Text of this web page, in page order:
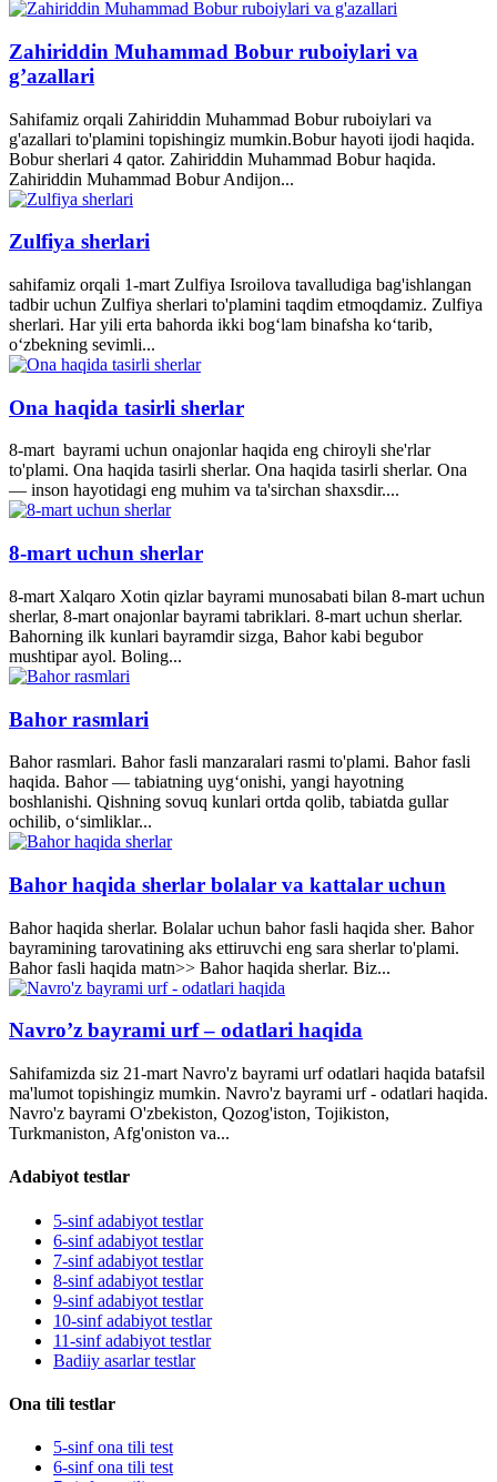
Zahiriddin Muhammad Bobur ruboiylari va
g’azallari
Sahifamiz orqali Zahiriddin Muhammad Bobur ruboiylari va
g'azallari to'plamini topishingiz mumkin.Bobur hayoti ijodi haqida.
Bobur sherlari 4 qator. Zahiriddin Muhammad Bobur haqida.
Zahiriddin Muhammad Bobur Andijon...
Zulfiya sherlari
sahifamiz orqali 1-mart Zulfiya Isroilova tavalludiga bag'ishlangan
tadbir uchun Zulfiya sherlari to'plamini taqdim etmoqdamiz. Zulfiya
sherlari. Har yili erta bahorda ikki bogʻlam binafsha koʻtarib,
oʻzbekning sevimli...
Ona haqida tasirli sherlar
8-mart bayrami uchun onajonlar haqida eng chiroyli she'rlar
to'plami. Ona haqida tasirli sherlar. Ona haqida tasirli sherlar. Ona
— inson hayotidagi eng muhim va ta'sirchan shaxsdir....
8-mart uchun sherlar
8-mart Xalqaro Xotin qizlar bayrami munosabati bilan 8-mart uchun
sherlar, 8-mart onajonlar bayrami tabriklari. 8-mart uchun sherlar.
Bahorning ilk kunlari bayramdir sizga, Bahor kabi begubor
mushtipar ayol. Boling...
Bahor rasmlari
Bahor rasmlari. Bahor fasli manzaralari rasmi to'plami. Bahor fasli
haqida. Bahor — tabiatning uyg‘onishi, yangi hayotning
boshlanishi. Qishning sovuq kunlari ortda qolib, tabiatda gullar
ochilib, o‘simliklar...
Bahor haqida sherlar bolalar va kattalar uchun
Bahor haqida sherlar. Bolalar uchun bahor fasli haqida sher. Bahor
bayramining tarovatining aks ettiruvchi eng sara sherlar to'plami.
Bahor fasli haqida matn>> Bahor haqida sherlar. Biz...
Navro’z bayrami urf – odatlari haqida
Sahifamizda siz 21-mart Navro'z bayrami urf odatlari haqida batafsil
ma'lumot topishingiz mumkin. Navro'z bayrami urf - odatlari haqida.
Navro'z bayrami O'zbekiston, Qozog'iston, Tojikiston,
Turkmaniston, Afg'oniston va...
Adabiyot testlar
5-sinf adabiyot testlar
6-sinf adabiyot testlar
7-sinf adabiyot testlar
8-sinf adabiyot testlar
9-sinf adabiyot testlar
10-sinf adabiyot testlar
11-sinf adabiyot testlar
Badiiy asarlar testlar
Ona tili testlar
5-sinf ona tili test
6-sinf ona tili test